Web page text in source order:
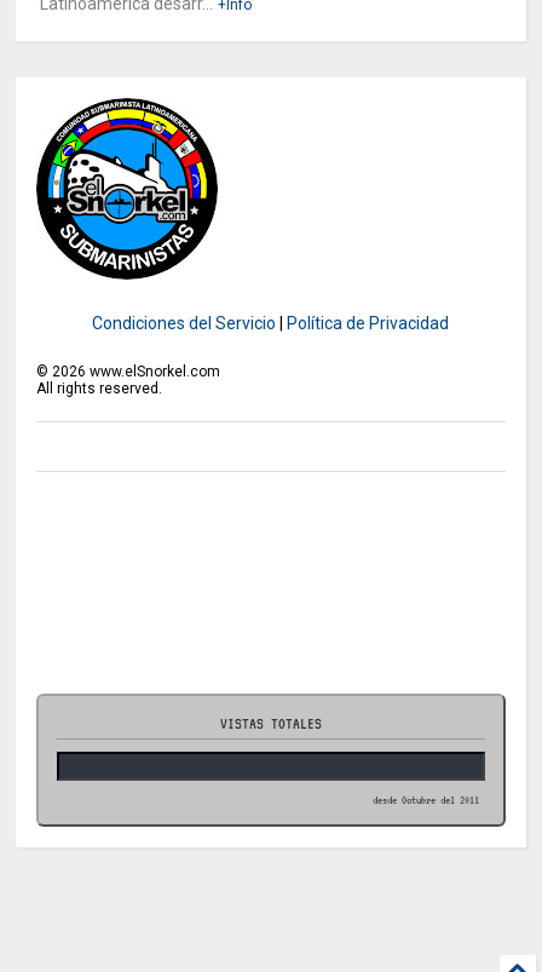
+Info
Condiciones del Servicio Política de Privacidad
© 2026 www.elSnorkel.com
All rights reserved.
VISTAS TOTALES
desde Octubre del 2011